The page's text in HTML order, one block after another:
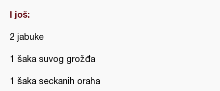
I još:
2 jabuke
1 šaka suvog grožđa
1 šaka seckanih oraha